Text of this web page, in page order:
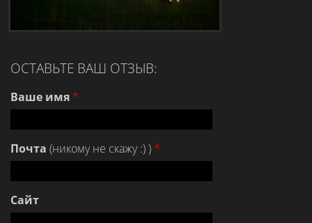
ОСТАВЬТЕ ВАШ ОТЗЫВ:
Ваше имя *
Почта (никому не скажу :) ) *
Сайт